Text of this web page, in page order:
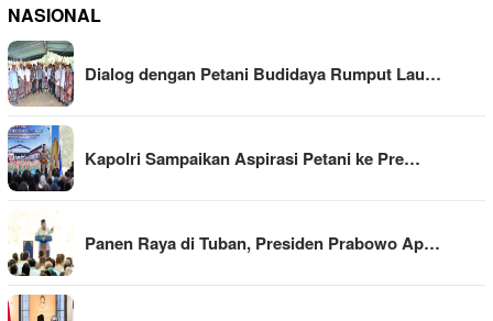
NASIONAL
Dialog dengan Petani Budidaya Rumput Lau…
Kapolri Sampaikan Aspirasi Petani ke Pre…
Panen Raya di Tuban, Presiden Prabowo Ap…